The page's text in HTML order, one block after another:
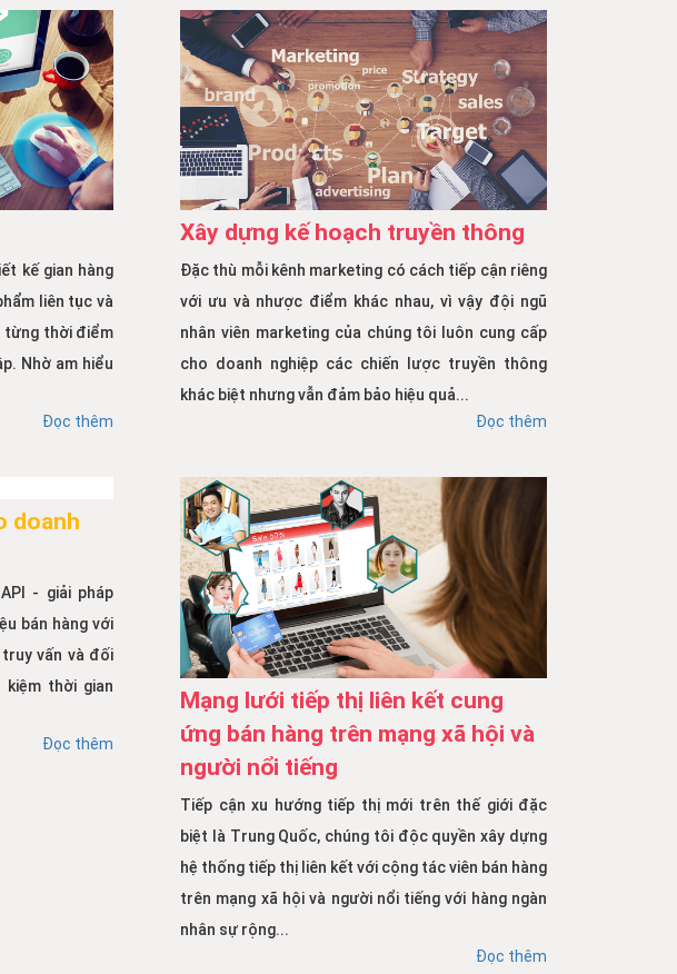
kế gian hàng
liên tục và
từng thời điểm
Nhờ am hiểu
Đọc thêm
Xây dựng kế hoạch truyền thông
Đặc thù mỗi kênh marketing có cách tiếp cận riêng
với ưu và nhược điểm khác nhau, vì vậy đội ngũ
nhân viên marketing của chúng tôi luôn cung cấp
cho doanh nghiệp các chiến lược truyền thông
khác biệt nhưng vẫn đảm bảo hiệu quả...
Đọc thêm
doanh
- giải pháp
bán hàng với
vấn và đối
thời gian
Đọc thêm
Mạng lưới tiếp thị liên kết cung
ứng bán hàng trên mạng xã hội và
người nổi tiếng
Tiếp cận xu hướng tiếp thị mới trên thế giới đặc
biệt là Trung Quốc, chúng tôi độc quyền xây dựng
hệ thống tiếp thị liên kết với cộng tác viên bán hàng
trên mạng xã hội và người nổi tiếng với hàng ngàn
nhân sự rộng...
Đọc thêm